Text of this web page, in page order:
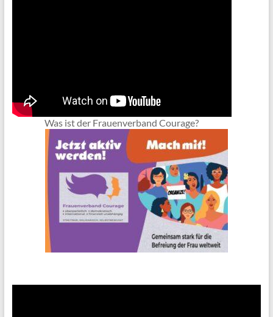
Was ist der Frauenverband Courage?